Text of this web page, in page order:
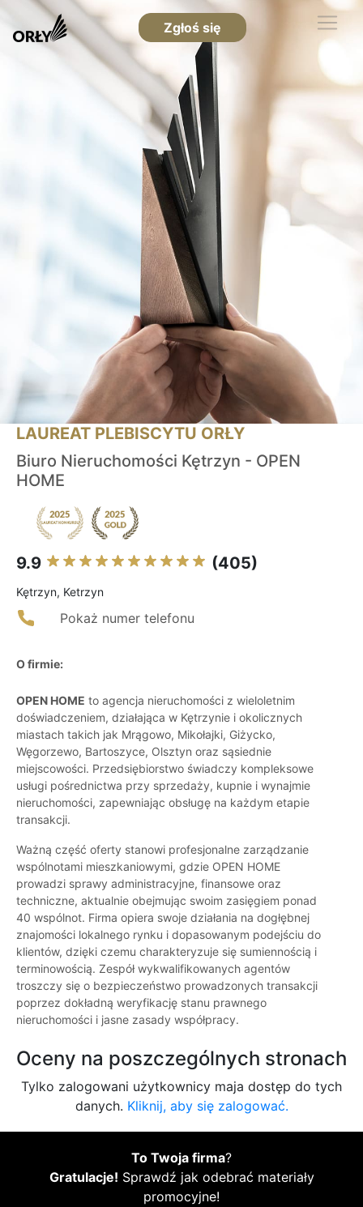
Zgłoś się
LAUREAT PLEBISCYTU ORŁY
Biuro Nieruchomości Kętrzyn - OPEN
HOME
9.9 (405)
Kętrzyn, Ketrzyn
Pokaż numer telefonu
O firmie:
OPEN HOME to agencja nieruchomości z wieloletnim
doświadczeniem, działająca w Kętrzynie i okolicznych
miastach takich jak Mrągowo, Mikołajki, Giżycko,
Węgorzewo, Bartoszyce, Olsztyn oraz sąsiednie
miejscowości. Przedsiębiorstwo świadczy kompleksowe
usługi pośrednictwa przy sprzedaży, kupnie i wynajmie
nieruchomości, zapewniając obsługę na każdym etapie
transakcji.
Ważną część oferty stanowi profesjonalne zarządzanie
wspólnotami mieszkaniowymi, gdzie OPEN HOME
prowadzi sprawy administracyjne, finansowe oraz
techniczne, aktualnie obejmując swoim zasięgiem ponad
40 wspólnot. Firma opiera swoje działania na dogłębnej
znajomości lokalnego rynku i dopasowanym podejściu do
klientów, dzięki czemu charakteryzuje się sumiennością i
terminowością. Zespół wykwalifikowanych agentów
troszczy się o bezpieczeństwo prowadzonych transakcji
poprzez dokładną weryfikację stanu prawnego
nieruchomości i jasne zasady współpracy.
Oceny na poszczególnych stronach
Tylko zalogowani użytkownicy maja dostęp do tych
danych. Kliknij, aby się zalogować.
To Twoja firma?
Gratulacje! Sprawdź jak odebrać materiały
promocyjne!